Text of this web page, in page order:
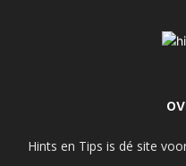
Hints en Tips is dé site